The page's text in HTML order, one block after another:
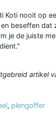
Koti nooit op
beseffen
je de juiste
artikel
, plengoffer